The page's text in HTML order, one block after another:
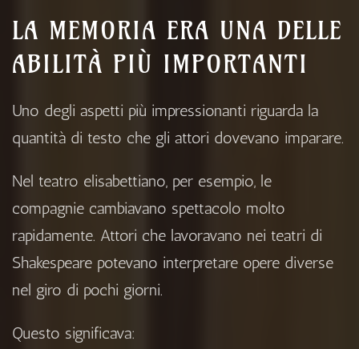
LA MEMORIA ERA UNA DELLE
ABILITÀ PIÙ IMPORTANTI
Uno degli aspetti più impressionanti riguarda la
quantità di testo che gli attori dovevano imparare.
Nel teatro elisabettiano, per esempio, le
compagnie cambiavano spettacolo molto
rapidamente. Attori che lavoravano nei teatri di
Shakespeare potevano interpretare opere diverse
nel giro di pochi giorni.
Questo significava: